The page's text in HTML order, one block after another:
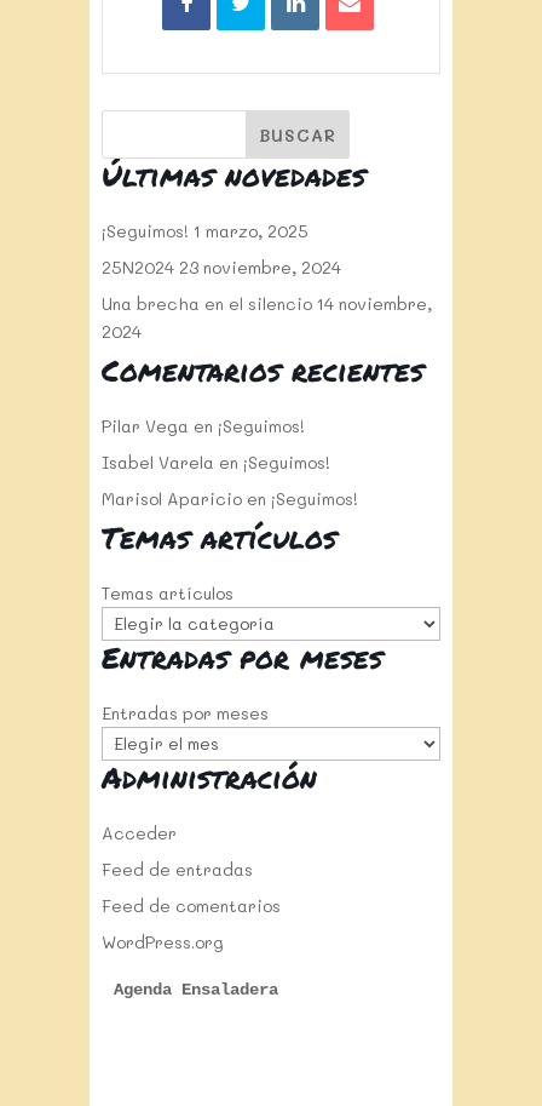
Últimas novedades
¡Seguimos! 1 marzo, 2025
25N2024 23 noviembre, 2024
Una brecha en el silencio 14 noviembre,
2024
Comentarios recientes
Pilar Vega en ¡Seguimos!
Isabel Varela en ¡Seguimos!
Marisol Aparicio en ¡Seguimos!
Temas artículos
Temas artículos
Entradas por meses
Entradas por meses
Administración
Acceder
Feed de entradas
Feed de comentarios
WordPress.org
Agenda Ensaladera